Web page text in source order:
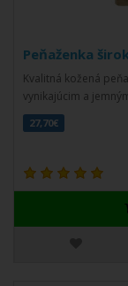
Peňaženka
Kvalitná kožená
vynikajúcim a
27,70€